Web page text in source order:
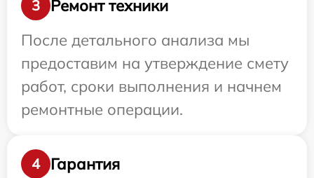
3
Ремонт техники
После детального анализа мы
предоставим на утверждение смету
работ, сроки выполнения и начнем
ремонтные операции.
4
Гарантия